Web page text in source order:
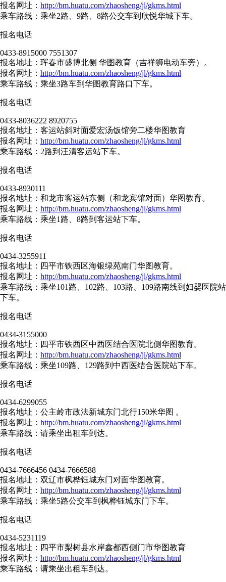
报名网址： http://bm.huatu.com/zhaosheng/jl/gkms.html
乘车路线：乘坐2路、9路、8路公交车到欣悦华城下车。
报名电话
0433-8915000 7551307
报名地址：珲春市盛博北侧 华图教育（吉祥狮电动车旁）。
报名网址： http://bm.huatu.com/zhaosheng/jl/gkms.html
乘车路线：乘坐3路车到华图教育路口下车。
报名电话
0433-8036222 8920755
报名地址：客运站斜对面爱宏汤饭馆旁二楼华图教育
报名网址： http://bm.huatu.com/zhaosheng/jl/gkms.html
乘车路线：2路到汪清客运站下车。
报名电话
0433-8930111
报名地址：和龙市客运站东侧（和龙宾馆对面）华图教育。
报名网址： http://bm.huatu.com/zhaosheng/jl/gkms.html
乘车路线：乘坐1路、8路到客运站下车。
报名电话
0434-3255911
报名地址：四平市铁西区海银绿苑南门华图教育。
报名网址： http://bm.huatu.com/zhaosheng/jl/gkms.html
乘车路线：乘坐101路、102路、103路、109路南线到妇婴医院站
下车。
报名电话
0434-3155000
报名地址：四平市铁西区中西医结合医院北侧华图教育。
报名网址： http://bm.huatu.com/zhaosheng/jl/gkms.html
乘车路线：乘坐109路、129路到中西医结合医院站下车。
报名电话
0434-6299055
报名地址：公主岭市政法新城东门北行150米华图 。
报名网址： http://bm.huatu.com/zhaosheng/jl/gkms.html
乘车路线：请乘坐出租车到达。
报名电话
0434-7666456 0434-7666588
报名地址：双辽市枫桦钰城东门对面华图教育。
报名网址： http://bm.huatu.com/zhaosheng/jl/gkms.html
乘车路线：乘坐5路公交车到枫桦钰城东门下车。
报名电话
0434-5231119
报名地址：四平市梨树县水岸鑫都西侧门市华图教育
报名网址： http://bm.huatu.com/zhaosheng/jl/gkms.html
乘车路线：请乘坐出租车到达。